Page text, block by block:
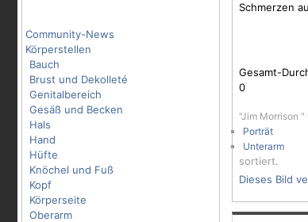
Community-News
Körperstellen
Bauch
Brust und Dekolleté
Genitalbereich
Gesäß und Becken
Hals
Hand
Hüfte
Knöchel und Fuß
Kopf
Körperseite
Oberarm
Schmerzen
Gesamt-
0
"Jim Morrison
Porträt
Unterarm
sortiert.
Dieses Bild